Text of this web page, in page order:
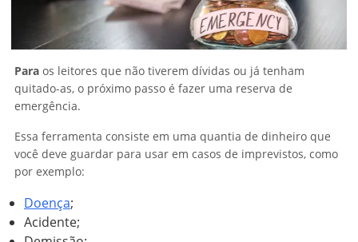
Para os leitores que não tiverem dívidas ou já tenham
quitado-as, o próximo passo é fazer uma reserva de
emergência.
Essa ferramenta consiste em uma quantia de dinheiro que
você deve guardar para usar em casos de imprevistos, como
por exemplo:
Doença;
Acidente;